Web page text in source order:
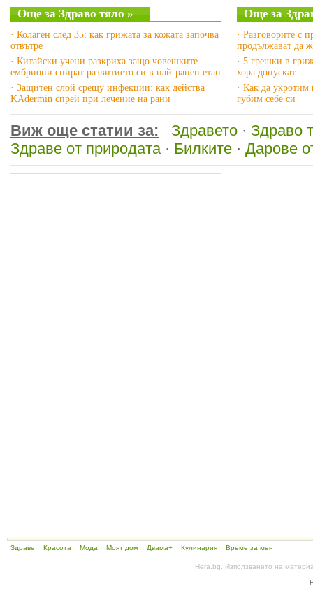
Още за Здраво тяло »
· Колаген след 35: как грижата за кожата започва
отвътре
· Китайски учени разкриха защо човешките
ембриони спират развитието си в най-ранен етап
· Защитен слой срещу инфекции: как действа
KAdermin спрей при лечение на рани
Още за
· Разговорите с
продължават да
· 5 грешки в
хора допускат
· Как да укротим
губим себе си
Виж още статии за: Здравето · Здраво
Здраве от природата· Билките · Дарове
Здраве Красота Мода Моят дом Двама+ Кулинария Време за мен
Hera.bg. Използването на